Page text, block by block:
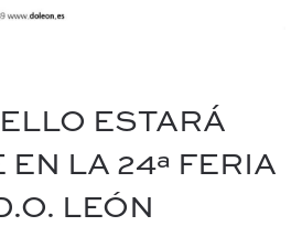
ESTARÁ
EN LA 24ª FERIA
LEÓN